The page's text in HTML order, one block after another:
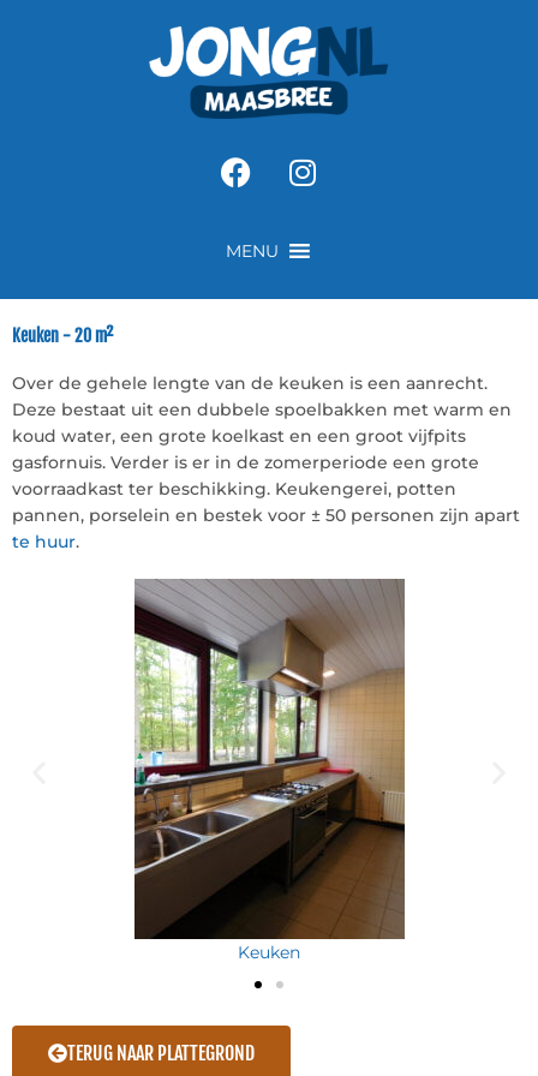
FacebookInstagram
MENU
Keuken - 20 m²
Over de gehele lengte van de keuken is een aanrecht.
Deze bestaat uit een dubbele spoelbakken met warm en
koud water, een grote koelkast en een groot vijfpits
gasfornuis. Verder is er in de zomerperiode een grote
voorraadkast ter beschikking. Keukengerei, potten
pannen, porselein en bestek voor ± 50 personen zijn apart
te huur.
Keuken
TERUG NAAR PLATTEGROND